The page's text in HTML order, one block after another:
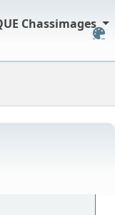
Chassimages